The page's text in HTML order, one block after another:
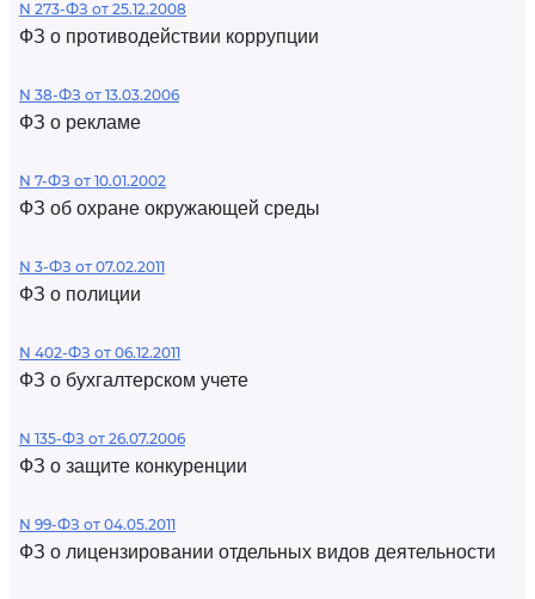
N 273-ФЗ от 25.12.2008
ФЗ о противодействии коррупции
N 38-ФЗ от 13.03.2006
ФЗ о рекламе
N 7-ФЗ от 10.01.2002
ФЗ об охране окружающей среды
N 3-ФЗ от 07.02.2011
ФЗ о полиции
N 402-ФЗ от 06.12.2011
ФЗ о бухгалтерском учете
N 135-ФЗ от 26.07.2006
ФЗ о защите конкуренции
N 99-ФЗ от 04.05.2011
ФЗ о лицензировании отдельных видов деятельности